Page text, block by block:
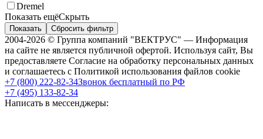
Dremel
Показать ещёСкрыть
Показать Сбросить фильтр
2004-2026 © Группа компаний "ВЕКТРУС" — Информация
на сайте не является публичной офертой. Используя сайт, Вы
предоставляете Согласие на обработку персональных данных
и соглашаетесь с Политикой использования файлов cookie
+7 (800) 222-82-34Звонок бесплатный по РФ
+7 (495) 133-82-34
Написать в мессенджеры: